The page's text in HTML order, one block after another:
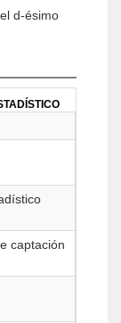
d-ésimo
captación